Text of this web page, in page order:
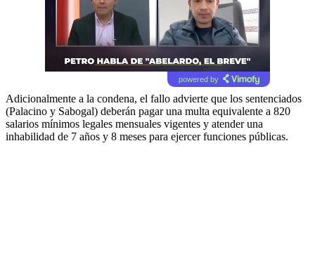
powered by
Adicionalmente a la condena, el fallo advierte que los sentenciados
(Palacino y Sabogal) deberán pagar una multa equivalente a 820
salarios mínimos legales mensuales vigentes y atender una
inhabilidad de 7 años y 8 meses para ejercer funciones públicas.